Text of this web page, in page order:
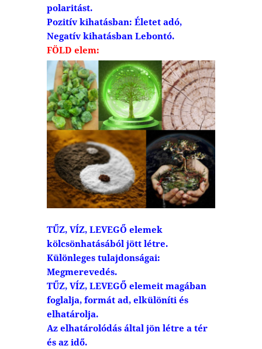
polaritást.
Pozitív kihatásban: Életet adó,
Negatív kihatásban Lebontó.
FÖLD elem:
TŰZ, VÍZ, LEVEGŐ elemek
kölcsönhatásából jött létre.
Különleges tulajdonságai:
Megmerevedés.
TŰZ, VÍZ, LEVEGŐ elemeit magában
foglalja, formát ad, elkülöníti és
elhatárolja.
Az elhatárolódás által jön létre a tér
és az idő.